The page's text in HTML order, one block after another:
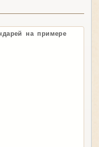
на примере